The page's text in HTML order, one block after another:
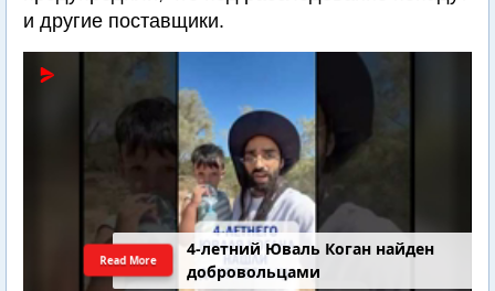
и другие поставщики.
4-летний Юваль Коган найден
добровольцами
Read More